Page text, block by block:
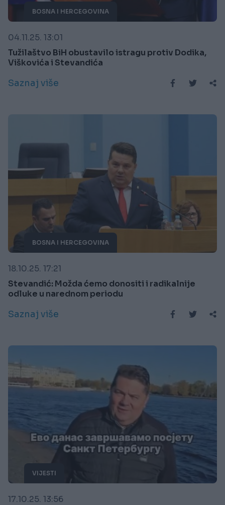
BOSNA I HERCEGOVINA
04.11.25. 13:01
Tužilaštvo BiH obustavilo istragu protiv Dodika,
Viškovića i Stevandića
Saznaj više
BOSNA I HERCEGOVINA
18.10.25. 17:21
Stevandić: Možda ćemo donositi i radikalnije
odluke u narednom periodu
Saznaj više
VIJESTI
17.10.25. 13:56